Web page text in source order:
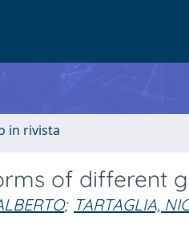
in rivista
of different
; TARTAGLIA,